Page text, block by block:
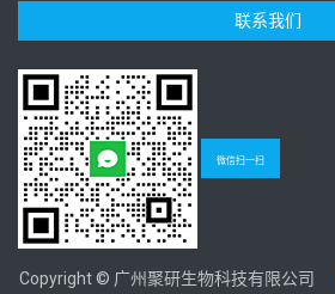
联系我们
微信扫一扫
Copyright © 广州聚研生物科技有限公司